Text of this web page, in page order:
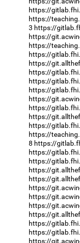
https://
https://
3 https://
https://
https://
https://
https://
https://
https://
https://
https://
https://
https://
https://
https://
8 https://
https://
https://
https://
https://
https://
https://
https://
https://
https://
https://
https://